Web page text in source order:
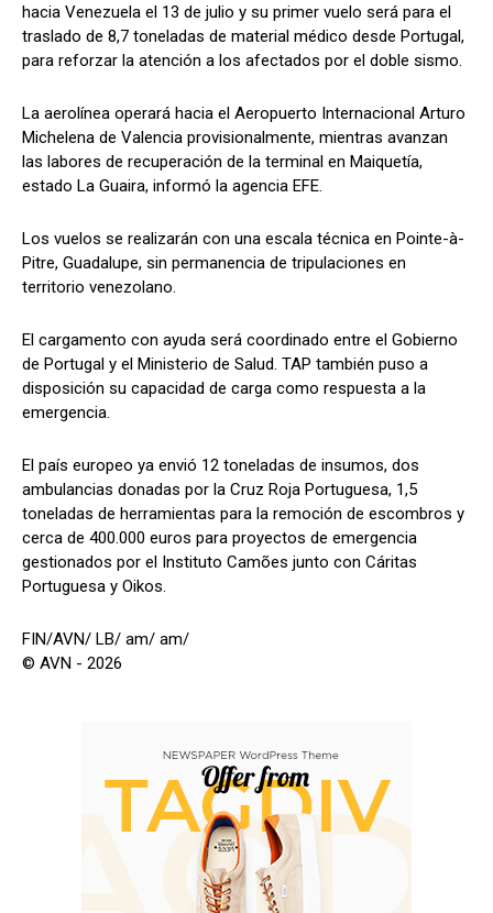
hacia Venezuela el 13 de julio y su primer vuelo será para el
traslado de 8,7 toneladas de material médico desde Portugal,
para reforzar la atención a los afectados por el doble sismo.
La aerolínea operará hacia el Aeropuerto Internacional Arturo
Michelena de Valencia provisionalmente, mientras avanzan
las labores de recuperación de la terminal en Maiquetía,
estado La Guaira, informó la agencia EFE.
Los vuelos se realizarán con una escala técnica en Pointe-à-
Pitre, Guadalupe, sin permanencia de tripulaciones en
territorio venezolano.
El cargamento con ayuda será coordinado entre el Gobierno
de Portugal y el Ministerio de Salud. TAP también puso a
disposición su capacidad de carga como respuesta a la
emergencia.
El país europeo ya envió 12 toneladas de insumos, dos
ambulancias donadas por la Cruz Roja Portuguesa, 1,5
toneladas de herramientas para la remoción de escombros y
cerca de 400.000 euros para proyectos de emergencia
gestionados por el Instituto Camões junto con Cáritas
Portuguesa y Oikos.
FIN/AVN/ LB/ am/ am/
© AVN - 2026